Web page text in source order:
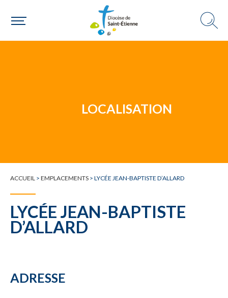
LOCALISATION
ACCUEIL > EMPLACEMENTS > LYCÉE JEAN-BAPTISTE D’ALLARD
LYCÉE JEAN-BAPTISTE
D’ALLARD
ADRESSE